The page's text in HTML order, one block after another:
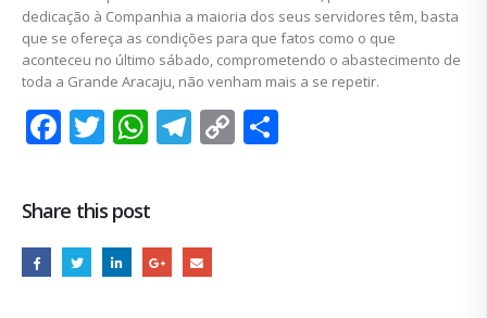
dedicação à Companhia a maioria dos seus servidores têm, basta
que se ofereça as condições para que fatos como o que
aconteceu no último sábado, comprometendo o abastecimento de
toda a Grande Aracaju, não venham mais a se repetir.
Facebook
Twitter
WhatsApp
Telegram
Copy
Share this post